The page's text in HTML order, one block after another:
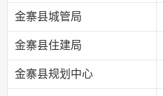
金寨县城管局
金寨县住建局
金寨县规划中心